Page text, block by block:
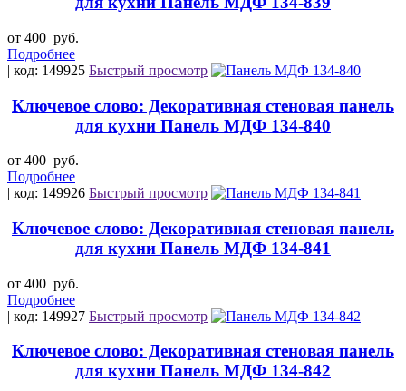
от 400 руб.
Подробнее
| код: 149925 Быстрый просмотр
Ключевое слово: Декоративная стеновая панель
для кухни Панель МДФ 134-840
от 400 руб.
Подробнее
| код: 149926 Быстрый просмотр
Ключевое слово: Декоративная стеновая панель
для кухни Панель МДФ 134-841
от 400 руб.
Подробнее
| код: 149927 Быстрый просмотр
Ключевое слово: Декоративная стеновая панель
для кухни Панель МДФ 134-842